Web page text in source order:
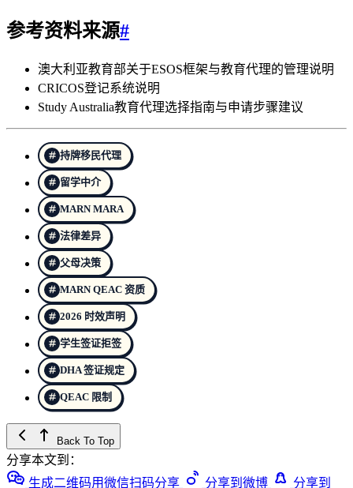
参考资料来源#
澳大利亚教育部关于ESOS框架与教育代理的管理说明
CRICOS登记系统说明
Study Australia教育代理选择指南与申请步骤建议
持牌移民代理
留学中介
MARN MARA
法律差异
父母决策
MARN QEAC 资质
2026 时效声明
学生签证拒签
DHA 签证规定
QEAC 限制
Back To Top
分享本文到：
生成二维码用微信扫码分享
分享到微博
分享到